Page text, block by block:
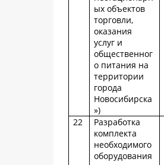
ых объектов
торговли,
оказания
услуг и
общественног
о питания на
территории
города
Новосибирска
»)
22
Разработка
комплекта
необходимого
оборудования